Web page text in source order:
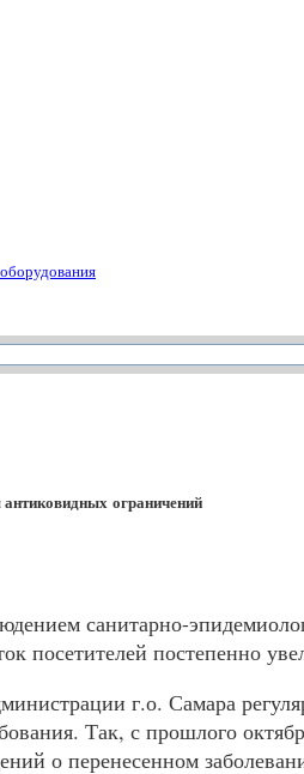
ограничений
санитарно-
посетителей постепенно
г.о. Самара
Так, с прошлого
о перенесенном